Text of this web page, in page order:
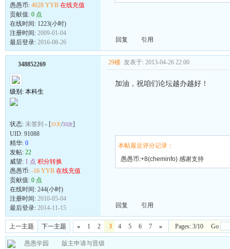
愚愚币: 4628 YYB 在线充值
贡献值: 0 点
在线时间: 1223(小时)
注册时间: 2009-01-04
最后登录: 2016-08-26 回复 引用
348852269
级别: 本科生
状态: 未签到 - [33天/33次]
UID: 91088
精华: 0
发帖: 22
威望: 1 点 积分转换
愚愚币: -16 YYB 在线充值
贡献值: 0 点
在线时间: 244(小时)
注册时间: 2010-05-04
最后登录: 2014-11-15
29楼 发表于: 2013-04-26 22:00
加油，祝咱们论坛越办越好！
本帖最近评分记录：
愚愚币:+8(cheminfo) 感谢支持
回复 引用
上一主题 下一主题 « 1 2 3 4 5 6 7 » Pages: 3/10 Go
愚愚学园 版主申请与晋级